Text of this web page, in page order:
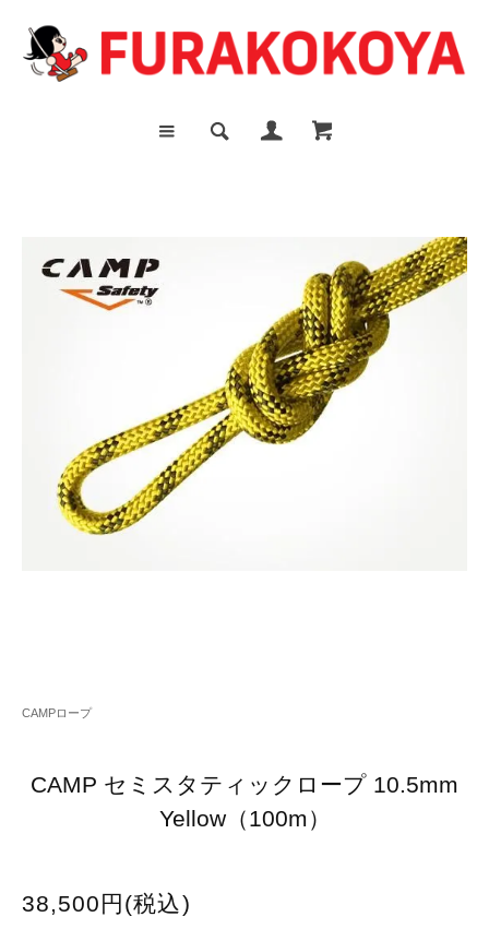
CAMPロープ
CAMP セミスタティックロープ 10.5mm
Yellow（100m）
38,500円(税込)